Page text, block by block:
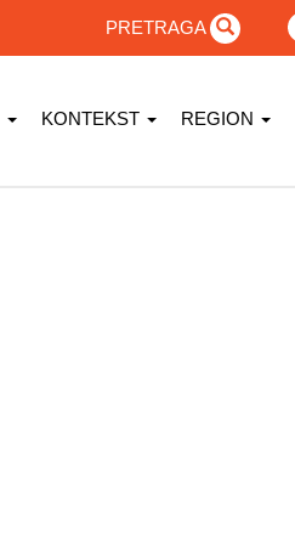
PRETRAGA
KONTEKST REGION